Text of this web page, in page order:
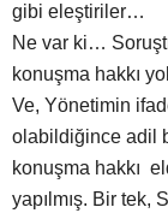
gibi eleştiriler…
Ne var ki…
konuşma hakkı
Ve, Yönetimin
olabildiğince adil
konuşma hakkı
yapılmış. Bir tek,